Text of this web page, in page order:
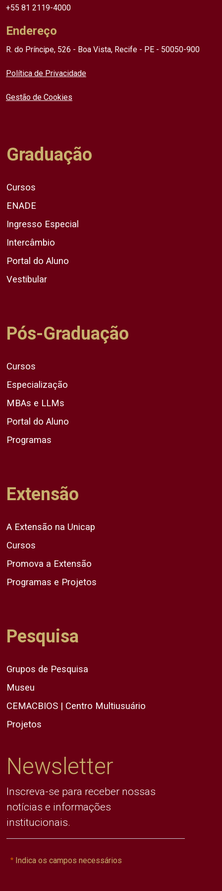
+55 81 2119-4000
Endereço
R. do Príncipe, 526 - Boa Vista, Recife - PE - 50050-900
Política de Privacidade
Gestão de Cookies
Graduação
Cursos
ENADE
Ingresso Especial
Intercâmbio
Portal do Aluno
Vestibular
Pós-Graduação
Cursos
Especialização
MBAs e LLMs
Portal do Aluno
Programas
Extensão
A Extensão na Unicap
Cursos
Promova a Extensão
Programas e Projetos
Pesquisa
Grupos de Pesquisa
Museu
CEMACBIOS | Centro Multiusuário
Projetos
Newsletter
Inscreva-se para receber nossas
notícias e informações
institucionais.
Indica os campos necessários